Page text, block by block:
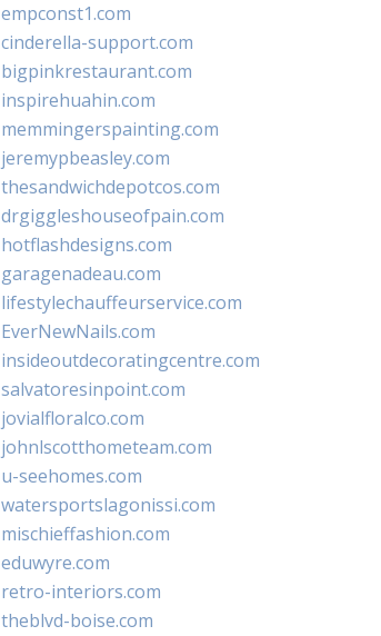
empconst1.com
cinderella-support.com
bigpinkrestaurant.com
inspirehuahin.com
memmingerspainting.com
jeremypbeasley.com
thesandwichdepotcos.com
drgiggleshouseofpain.com
hotflashdesigns.com
garagenadeau.com
lifestylechauffeurservice.com
EverNewNails.com
insideoutdecoratingcentre.com
salvatoresinpoint.com
jovialfloralco.com
johnlscotthometeam.com
u-seehomes.com
watersportslagonissi.com
mischieffashion.com
eduwyre.com
retro-interiors.com
theblvd-boise.com